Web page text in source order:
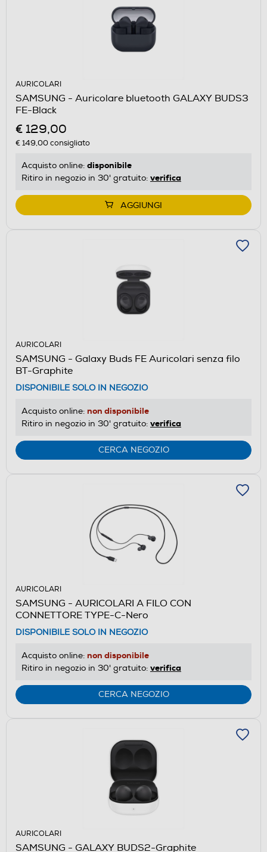
AURICOLARI
SAMSUNG - Auricolare bluetooth GALAXY BUDS3
FE-Black
€ 129,00
€ 149,00consigliato
Acquisto online: disponibile
Ritiro in negozio in 30' gratuito: verifica
AGGIUNGI
AURICOLARI
SAMSUNG - Galaxy Buds FE Auricolari senza filo
BT-Graphite
DISPONIBILE SOLO IN NEGOZIO
Acquisto online: non disponibile
Ritiro in negozio in 30' gratuito: verifica
CERCA NEGOZIO
AURICOLARI
SAMSUNG - AURICOLARI A FILO CON
CONNETTORE TYPE-C-Nero
DISPONIBILE SOLO IN NEGOZIO
Acquisto online: non disponibile
Ritiro in negozio in 30' gratuito: verifica
CERCA NEGOZIO
AURICOLARI
SAMSUNG - GALAXY BUDS2-Graphite